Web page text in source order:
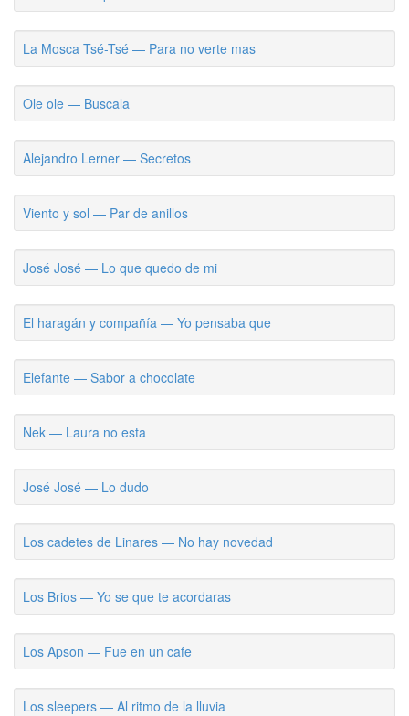
La Mosca Tsé-Tsé — Para no verte mas
Ole ole — Buscala
Alejandro Lerner — Secretos
Viento y sol — Par de anillos
José José — Lo que quedo de mi
El haragán y compañía — Yo pensaba que
Elefante — Sabor a chocolate
Nek — Laura no esta
José José — Lo dudo
Los cadetes de Linares — No hay novedad
Los Brios — Yo se que te acordaras
Los Apson — Fue en un cafe
Los sleepers — Al ritmo de la lluvia